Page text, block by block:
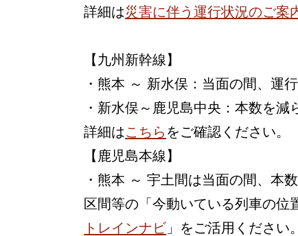
詳細は災害に伴う運行状況のご案
【九州新幹線】
・熊本 ～ 新水俣：当面の間、運
・新水俣～鹿児島中央：本数を減
詳細はこちら をご確認ください。
【鹿児島本線】
・熊本 ～ 宇土間は当面の間、本
区間等の「今動いている列車の
トレインナビ 」をご活用ください。